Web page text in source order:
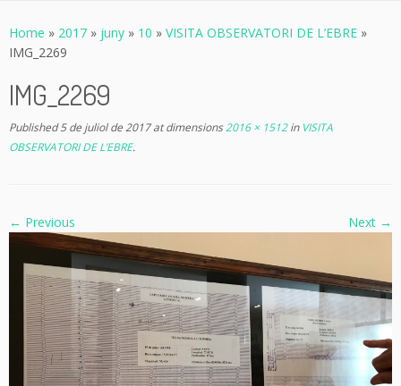
to
content
Home » 2017 » juny » 10 » VISITA OBSERVATORI DE L’EBRE »
IMG_2269
IMG_2269
Published 5 de juliol de 2017at dimensions2016 × 1512inVISITA
OBSERVATORI DE L’EBRE.
← Previous Next →